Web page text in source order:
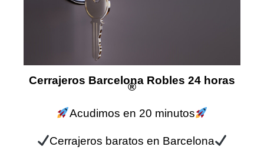
Cerrajeros Barcelona Robles 24 horas
®
Acudimos en 20 minutos
Cerrajeros baratos en Barcelona